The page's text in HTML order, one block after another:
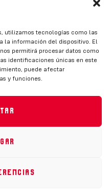
utilizamos tecnologías como las
la información del dispositivo. El
permitirá procesar datos como
identificaciones únicas en este
puede afectar
y funciones.